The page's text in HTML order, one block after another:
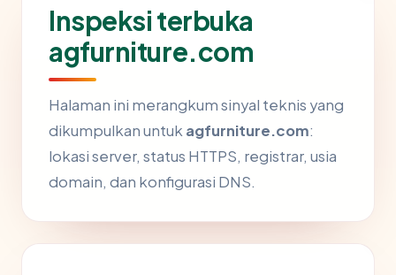
Inspeksi terbuka
agfurniture.com
Halaman ini merangkum sinyal teknis yang
dikumpulkan untuk agfurniture.com:
lokasi server, status HTTPS, registrar, usia
domain, dan konfigurasi DNS.